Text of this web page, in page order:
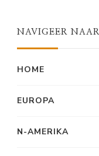
NAVIGEER NAAR
HOME
EUROPA
N-AMERIKA